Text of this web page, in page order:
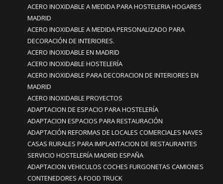
ACERO INOXIDABLE A MEDIDA PARA HOSTELERIA HOGARES
MADRID
ACERO INOXIDABLE A MEDIDA PERSONALIZADO PARA
DECORACIÓN DE INTERIORES.
ACERO INOXIDABLE EN MADRID
ACERO INOXIDABLE HOSTELERÍA
ACERO INOXIDABLE PARA DECORACION DE INTERIORES EN
MADRID
ACERO INOXIDABLE PROYECTOS
ADAPTACION DE ESPACIO PARA HOSTELERÍA
ADAPTACION ESPACIOS PARA RESTAURACIÓN
ADAPTACIÓN REFORMAS DE LOCALES COMERCIALES NAVES
CASAS RURALES PARA IMPLANTACION DE RESTAURANTES
SERVICIO HOSTELERÍA MADRID ESPAÑA
ADAPTACION VEHICULOS COCHES FURGONETAS CAMIONES
CONTENEDORES A FOOD TRUCK